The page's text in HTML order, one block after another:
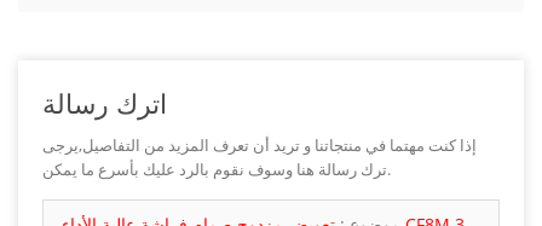
اترك رسالة
إذا كنت مهتما في منتجاتنا و تريد أن تعرف المزيد من التفاصيل,يرجى
ترك رسالة هنا وسوف نقوم بالرد عليك بأسرع ما يمكن.